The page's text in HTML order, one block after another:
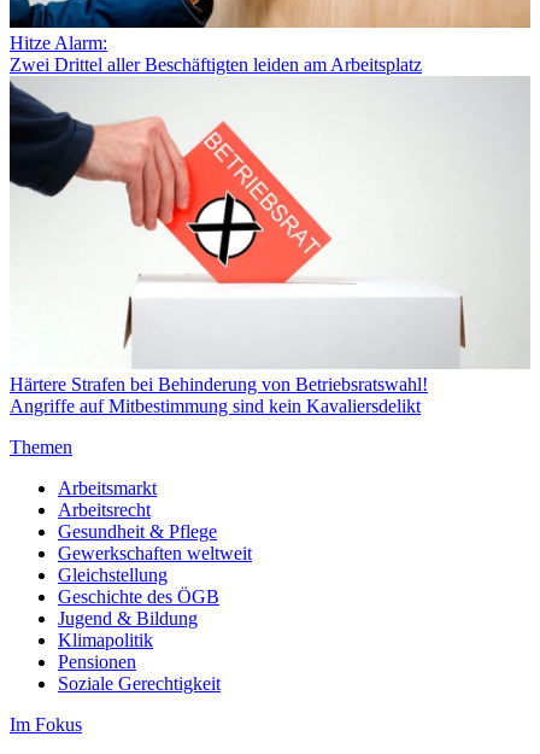
Hitze Alarm:
Zwei Drittel aller Beschäftigten leiden am Arbeitsplatz
Härtere Strafen bei Behinderung von Betriebsratswahl!
Angriffe auf Mitbestimmung sind kein Kavaliersdelikt
Themen
Arbeitsmarkt
Arbeitsrecht
Gesundheit & Pflege
Gewerkschaften weltweit
Gleichstellung
Geschichte des ÖGB
Jugend & Bildung
Klimapolitik
Pensionen
Soziale Gerechtigkeit
Im Fokus